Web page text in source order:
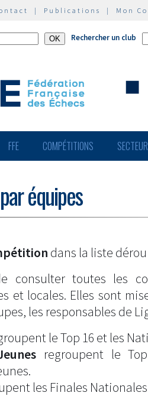
| Publications | Mon
Rechercher un club
FFE COMPÉTITIONS
équipes
dans la liste
consulter toutes les
et locales. Elles sont
les responsables de
le Top 16 et les
regroupent le
les Finales